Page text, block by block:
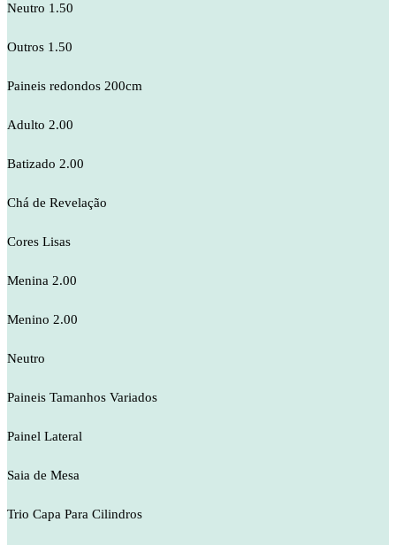
Neutro 1.50
Outros 1.50
Paineis redondos 200cm
Adulto 2.00
Batizado 2.00
Chá de Revelação
Cores Lisas
Menina 2.00
Menino 2.00
Neutro
Paineis Tamanhos Variados
Painel Lateral
Saia de Mesa
Trio Capa Para Cilindros